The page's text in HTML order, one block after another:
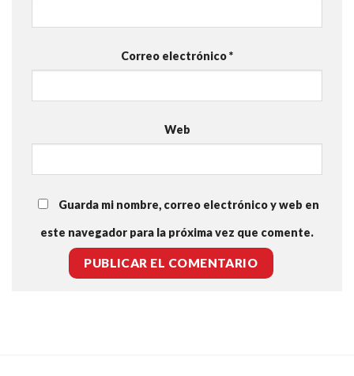
Correo electrónico*
Web
Guarda mi nombre, correo electrónico y web en
este navegador para la próxima vez que comente.